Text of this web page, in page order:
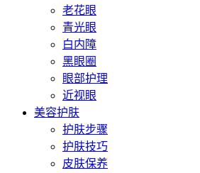
老花眼
青光眼
白内障
黑眼圈
眼部护理
近视眼
美容护肤
护肤步骤
护肤技巧
皮肤保养